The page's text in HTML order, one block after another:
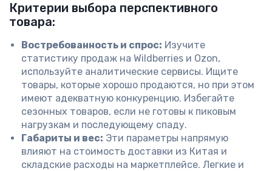
Критерии выбора перспективного
товара:
Востребованность и спрос: Изучите
статистику продаж на Wildberries и Ozon,
используйте аналитические сервисы. Ищите
товары, которые хорошо продаются, но при этом
имеют адекватную конкуренцию. Избегайте
сезонных товаров, если не готовы к пиковым
нагрузкам и последующему спаду.
Габариты и вес: Эти параметры напрямую
влияют на стоимость доставки из Китая и
складские расходы на маркетплейсе. Легкие и